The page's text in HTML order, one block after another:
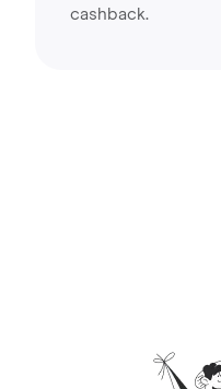
cashback.